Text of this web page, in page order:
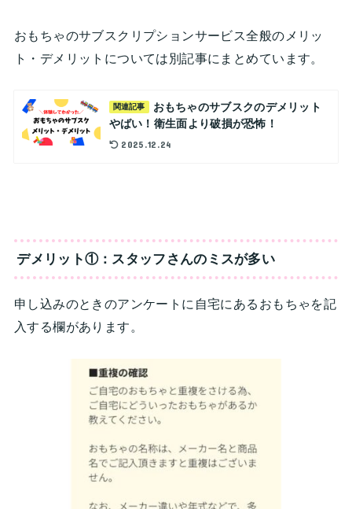
おもちゃのサブスクリプションサービス全般のメリッ
ト・デメリットについては別記事にまとめています。
関連記事
おもちゃのサブスクのデメリット
やばい！衛生面より破損が恐怖！
2025.12.24
デメリット①：スタッフさんのミスが多い
申し込みのときのアンケートに自宅にあるおもちゃを記
入する欄があります。